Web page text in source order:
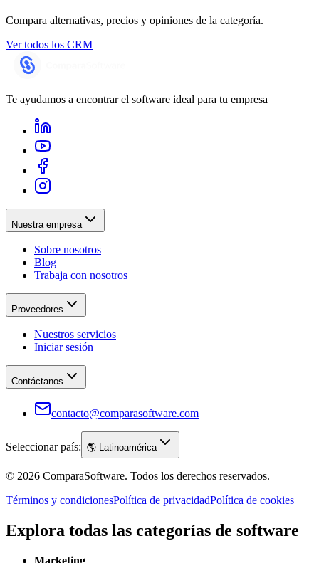
Compara alternativas, precios y opiniones de la categoría.
Ver todos los CRM
Te ayudamos a encontrar el software ideal para tu empresa
Nuestra empresa
Sobre nosotros
Blog
Trabaja con nosotros
Proveedores
Nuestros servicios
Iniciar sesión
Contáctanos
contacto@comparasoftware.com
Seleccionar país: 🌎 Latinoamérica
© 2026 ComparaSoftware. Todos los derechos reservados.
Términos y condicionesPolítica de privacidadPolítica de cookies
Explora todas las categorías de software
Marketing